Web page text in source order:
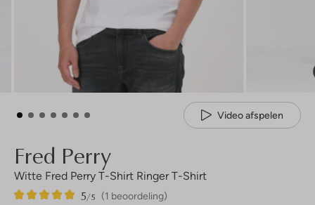
Video afspelen
Fred Perry
Witte Fred Perry T-Shirt Ringer T-Shirt
(1 beoordeling)
5/5
1
5